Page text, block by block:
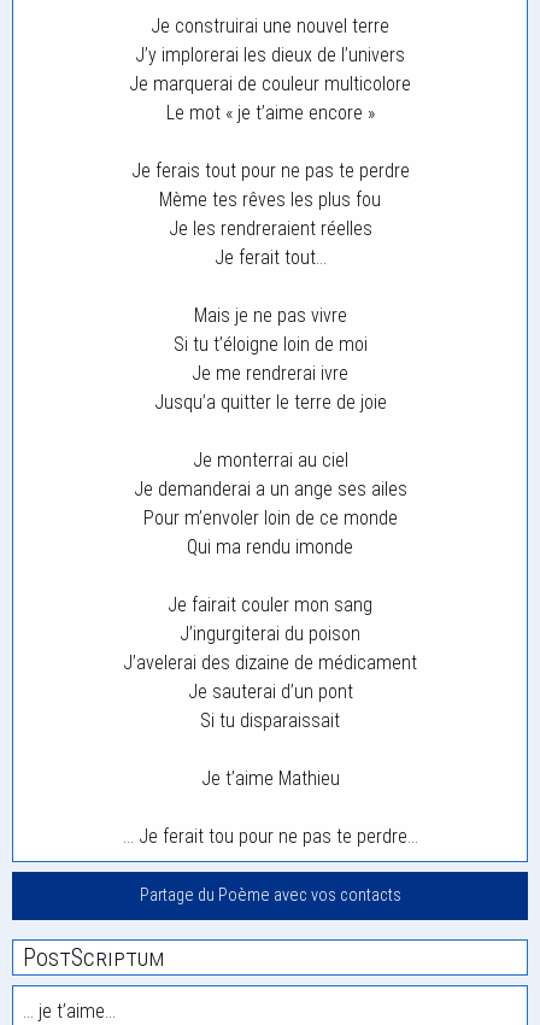
Je construirai une nouvel terre
J’y implorerai les dieux de l’univers
Je marquerai de couleur multicolore
Le mot « je t’aime encore »
Je ferais tout pour ne pas te perdre
Mème tes rêves les plus fou
Je les rendreraient réelles
Je ferait tout…
Mais je ne pas vivre
Si tu t’éloigne loin de moi
Je me rendrerai ivre
Jusqu’a quitter le terre de joie
Je monterrai au ciel
Je demanderai a un ange ses ailes
Pour m’envoler loin de ce monde
Qui ma rendu imonde
Je fairait couler mon sang
J’ingurgiterai du poison
J’avelerai des dizaine de médicament
Je sauterai d’un pont
Si tu disparaissait
Je t’aime Mathieu
… Je ferait tou pour ne pas te perdre…
Partage du Poème avec vos contacts
PostScriptum
… je t’aime…